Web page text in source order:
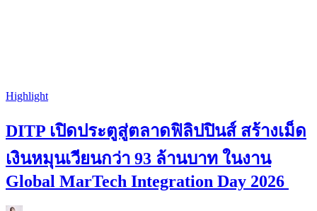
Highlight
DITP เปิดประตูสู่ตลาดฟิลิปปินส์ สร้างเม็ด
เงินหมุนเวียนกว่า 93 ล้านบาท ในงาน
Global MarTech Integration Day 2026